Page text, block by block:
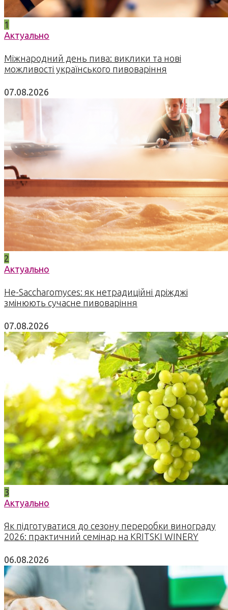
1
Актуально
Міжнародний день пива: виклики та нові
можливості українського пивоваріння
07.08.2026
2
Актуально
Не-Saccharomyces: як нетрадиційні дріжджі
змінюють сучасне пивоваріння
07.08.2026
3
Актуально
Як підготуватися до сезону переробки винограду
2026: практичний семінар на KRITSKI WINERY
06.08.2026